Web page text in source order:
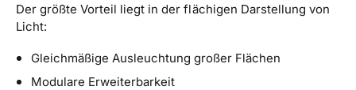
Der größte Vorteil liegt in der flächigen Darstellung von
Licht:
Gleichmäßige Ausleuchtung großer Flächen
Modulare Erweiterbarkeit